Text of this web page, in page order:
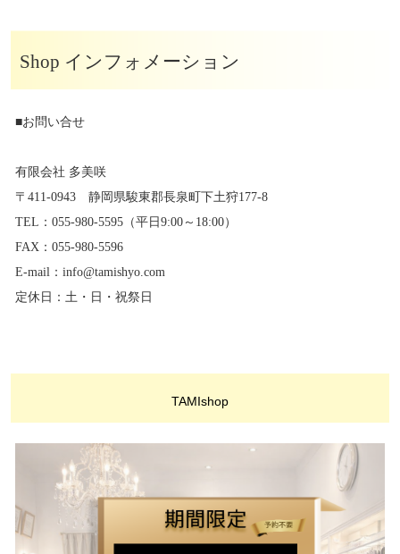
Shop インフォメーション
■お問い合せ
有限会社 多美咲
〒411-0943 静岡県駿東郡長泉町下土狩177-8
TEL：055-980-5595（平日9:00～18:00）
FAX：055-980-5596
E-mail：info@tamishyo.com
定休日：土・日・祝祭日
TAMIshop